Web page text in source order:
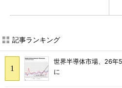
記事ランキング
世界半導体市場、26
に